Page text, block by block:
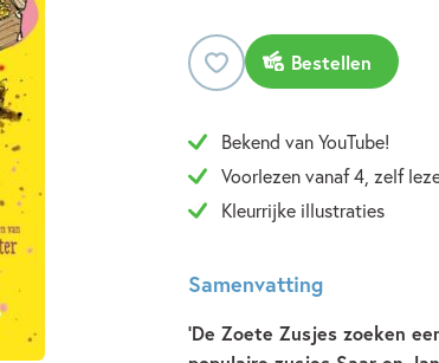
Bestellen
Bekend van YouTube!
Voorlezen vanaf 4, zelf
Kleurrijke illustraties
Samenvatting
'De Zoete Zusjes zoeken